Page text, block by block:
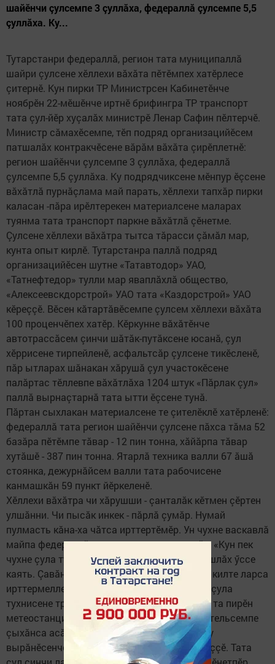
шайӗнчи çулсемпе 3 çуллăха, федераллă çулсемпе 5,5
çуллăха. Ку...
Тутарстанри федераллă, регион тата муниципаллă
шайри çулсене хӗллехи вăхăта пӗтӗмпех хатӗрлесе
çитернӗ. Кун пирки ТР Министрсен Кабинетӗнче
ноябрӗн 22-мӗшӗнче иртнӗ брифингра ТР транспорт
тата çул-йӗр хуçалăх министрӗ Ленар Сафин пӗлтерчӗ.
Министр сăмахӗсемпе, тӗп подряд организацийӗсем
патшалăх контракчӗсене вăрăм вăхăта çирӗплетнӗ:
регион шайӗнчи çулсемпе 3 çуллăха, федераллă
çулсемпе 5,5 çуллăха. Ку подрядчиксене мӗнпур ӗçсене
вăхăтлă пурнăçлама май парать, хӗллехи тапхăр пирки
каласан -пăра ирӗлтерекен материалсене маларах
туянма тата транспорт паркне вăхăтлă çӗнетме.
Çулсене хӗллехи вăхăтра тытса тăрасси çăмăл мар,
кунта опыт кирлӗ. Тутарстанра паллă подряд
организацийӗсен шутне «Татавтодор» УАО,
«Татнефтедор» тулли мар яваплăхлă общество,
«Алексеевскдорстрой» УАО тата «Каздорстрой» УАО
кӗреççӗ. Вӗсен кăтартăвӗсемпе çулсем хӗллехи вăхăта
100 проценчӗпех хатӗр. Кӗркунне вăхăтӗнче
автотрассăсем çинчи шăтăк-путăксене юсанă, çул
хӗррисене тирпейленӗ, ас­фальт­сăр çулсене тикӗсленӗ,
пăр ытларах шăнакан хăрушă çул участокӗсене
палăртас тӗллевпе вăхăтлăха 1204 штук «Пăрлак çул»
паллă вырнаçтарнă тата ытти ӗçсене тунă.
Пăртан сыхлакан материалсене те çителӗклӗ хатӗрленӗ:
федераллă тата регион шайӗнчи çулсене пăхса тăма 52
базăра пӗтӗмпе тăвар - 12 пин тонна, хăйăрпа тăвар
хутăшӗ - 387 пин тонна. Ятарлă техника валли 67 ăшă
стоянка, дежурнăйсем валли тата рабочисене
канмашкăн 59 пункт йӗркеленӗ.
Хӗллехи вăхăтра чи хăрушши - çанталăк кӗтмен çӗртен
улшăнни. Чи пысăк инкек - пăрлă çумăр. Нумай
пулмасть кăна-ха чăтса ирттертӗмӗр. Ун чухне васкавлă
майпа федераллă, регионри çулсене хупрӗç. «Кун пек
чухне çула тухмалла мар, авари пулас хăрушлăх ӳссе
каять. Çавăнпа тем пек каймалла пулсан та килте ларса
ирттермелле. Паллах, çанталăк пăсăличчен çула
тухнисене трасса çинчен илме çук. Çавăнпа та пирӗн
метеостанцисем радиоканалсем урлă водительсемпе
çыхăнса асăрхануллă пулма, çул çинчи кану
вырăнӗсенче çанталăка ирттерсе яма ыйтаççӗ. Тата